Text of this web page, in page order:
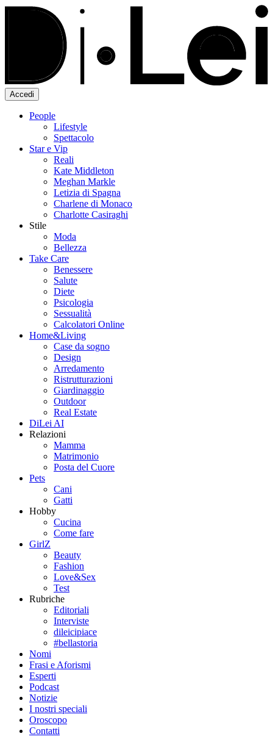
Accedi
People
Lifestyle
Spettacolo
Star e Vip
Reali
Kate Middleton
Meghan Markle
Letizia di Spagna
Charlene di Monaco
Charlotte Casiraghi
Stile
Moda
Bellezza
Take Care
Benessere
Salute
Diete
Psicologia
Sessualità
Calcolatori Online
Home&Living
Case da sogno
Design
Arredamento
Ristrutturazioni
Giardinaggio
Outdoor
Real Estate
DiLei AI
Relazioni
Mamma
Matrimonio
Posta del Cuore
Pets
Cani
Gatti
Hobby
Cucina
Come fare
GirlZ
Beauty
Fashion
Love&Sex
Test
Rubriche
Editoriali
Interviste
dileicipiace
#bellastoria
Nomi
Frasi e Aforismi
Esperti
Podcast
Notizie
I nostri speciali
Oroscopo
Contatti